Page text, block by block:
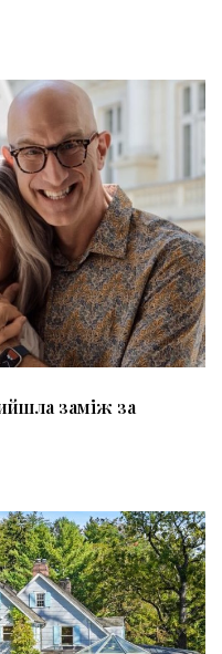
заміж за